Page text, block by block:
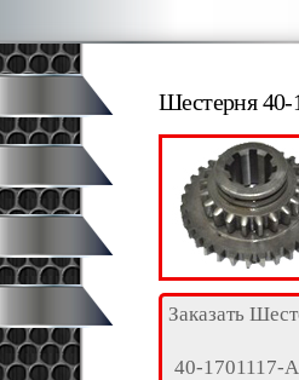
Шестерня 40-
Заказать
40-1701117-